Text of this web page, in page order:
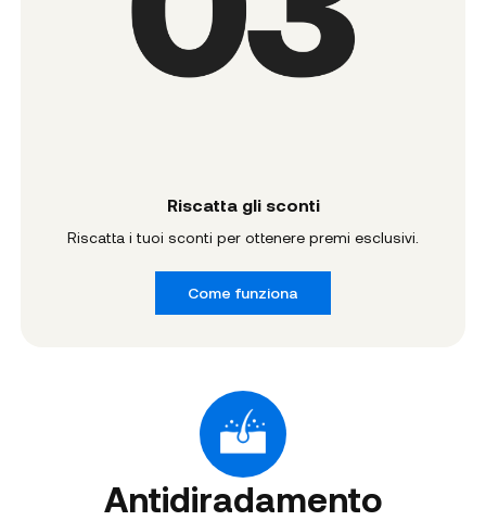
Riscatta gli sconti
Riscatta i tuoi sconti per ottenere premi esclusivi.
Come funziona
Antidiradamento